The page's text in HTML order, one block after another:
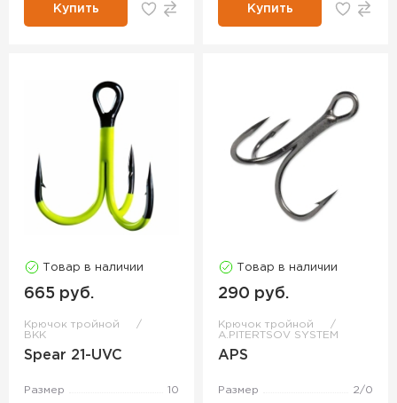
Купить Купить
Товар в наличии
665 руб.
Крючок тройной
BKK
Spear 21-UVC
Размер 10
Товар в наличии
290 руб.
Крючок тройной
A.PITERTSOV SYSTEM
APS
Размер 2/0